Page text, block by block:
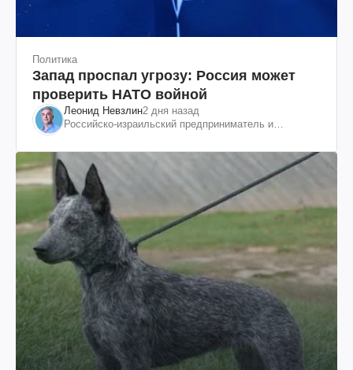
Политика
Запад проспал угрозу: Россия может
проверить НАТО войной
Леонид Невзлин2 дня назад
Российско-израильский предприниматель и
"ЮКОСа"